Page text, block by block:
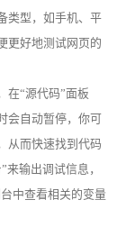
类型，如手机、平
更好地测试网页的
在“源代码”面板
会自动暂停，你可
从而快速找到代码
输出调试信息，
中查看相关的变量